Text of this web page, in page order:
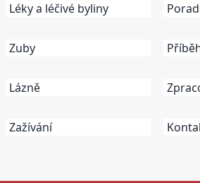
Léky a léčivé byliny
Zuby
Lázně
Zažívání